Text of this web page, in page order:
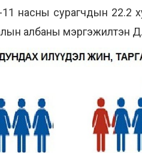
насны сурагчдын 22.2
албаны мэргэжилтэн